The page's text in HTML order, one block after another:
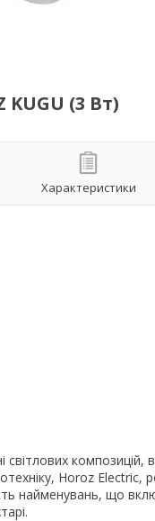
(3 Вт)
Характеристики
композицій,
Horoz Electric,
найменувань, що